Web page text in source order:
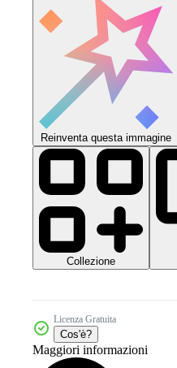
Reinventa questa immagine
Collezione
Licenza Gratuita
Cos'è?
Maggiori informazioni